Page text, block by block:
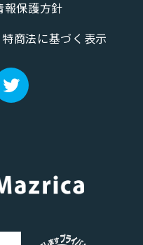
報保護方針
特商法に基づく表示